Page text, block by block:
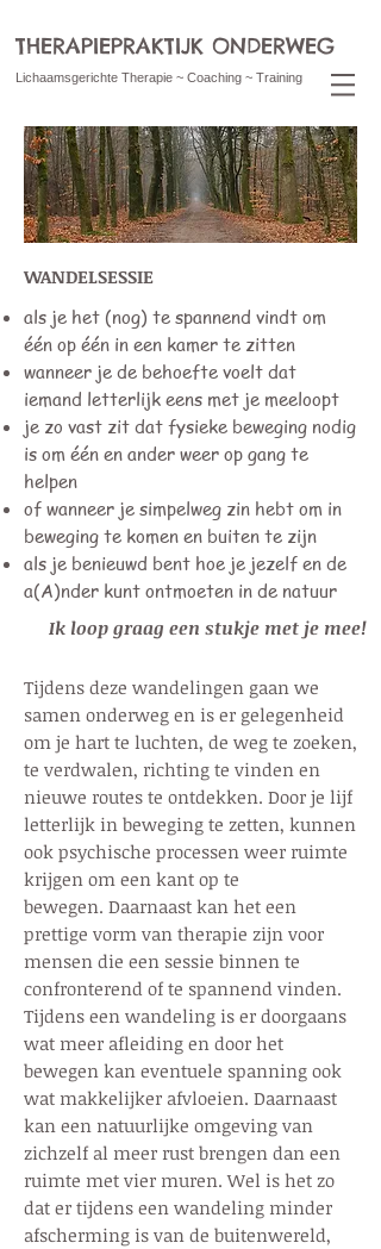
Lichaamsgerichte Therapie ~ Coaching ~ Training
THERAPIEPRAKTIJK ONDERWEG
WANDELSESSIE
als je het (nog) te spannend vindt om
één op één in een kamer te zitten
wanneer je de behoefte voelt dat
iemand letterlijk eens met je meeloopt
je zo vast zit dat fysieke beweging nodig
is om één en ander weer op gang te
helpen
of wanneer je simpelweg zin hebt om in
beweging te komen en buiten te zijn
als je benieuwd bent hoe je jezelf en de
a(A)nder kunt ontmoeten in de natuur
Ik loop graag een stukje met je mee!
Tijdens deze wandelingen gaan we
samen onderweg en is er gelegenheid
om je hart te luchten, de weg te zoeken,
te verdwalen, richting te vinden en
nieuwe routes te ontdekken. Door je lijf
letterlijk in beweging te zetten, kunnen
ook psychische processen weer ruimte
krijgen om een kant op te
bewegen. Daarnaast kan het een
prettige vorm van therapie zijn voor
mensen die een sessie binnen te
confronterend of te spannend vinden.
Tijdens een wandeling is er doorgaans
wat meer afleiding en door het
bewegen kan eventuele spanning ook
wat makkelijker afvloeien. Daarnaast
kan een natuurlijke omgeving van
zichzelf al meer rust brengen dan een
ruimte met vier muren. Wel is het zo
dat er tijdens een wandeling minder
afscherming is van de buitenwereld,